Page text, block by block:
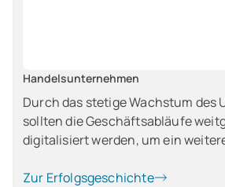
Handelsunternehmen
Durch das stetige Wachstum des
sollten die Geschäftsabläufe
digitalisiert werden, um ein
können. Dabei stand der Fokus auf
Zur Erfolgsgeschichte